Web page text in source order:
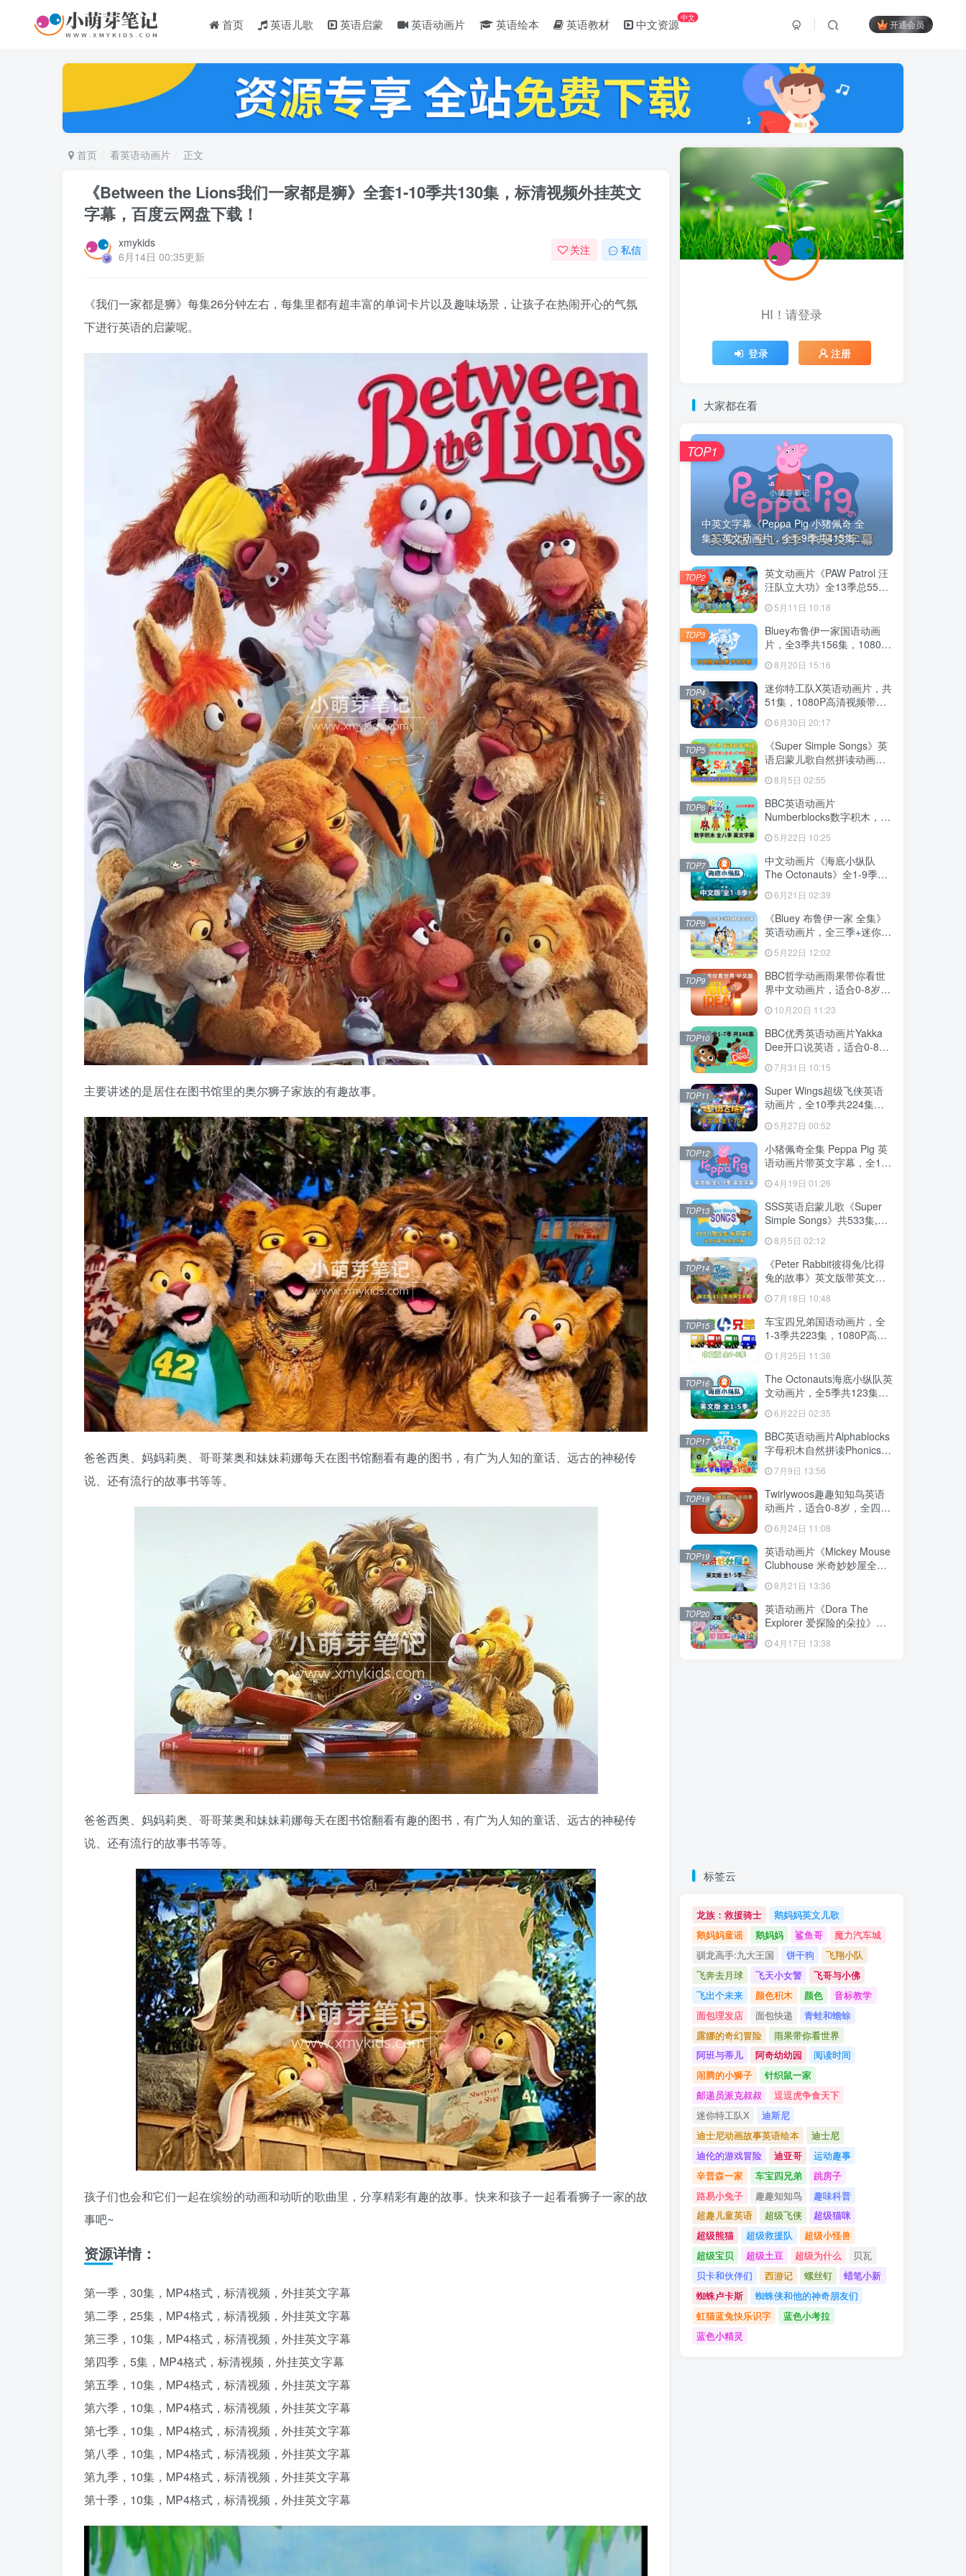
首页 英语儿歌 英语启蒙 英语动画片 英语绘本 英语教材 中文资源中文
开通会员
首页 看英语动画片 正文
《Between the Lions我们一家都是狮》全套1-10季共130集，标清视频外挂英文
字幕，百度云网盘下载！
xmykids
6月14日 00:35更新
关注 私信
《我们一家都是狮》每集26分钟左右，每集里都有超丰富的单词卡片以及趣味场景，让孩子在热闹开心的气氛
下进行英语的启蒙呢。
主要讲述的是居住在图书馆里的奥尔狮子家族的有趣故事。
爸爸西奥、妈妈莉奥、哥哥莱奥和妹妹莉娜每天在图书馆翻看有趣的图书，有广为人知的童话、远古的神秘传
说、还有流行的故事书等等。
爸爸西奥、妈妈莉奥、哥哥莱奥和妹妹莉娜每天在图书馆翻看有趣的图书，有广为人知的童话、远古的神秘传
说、还有流行的故事书等等。
孩子们也会和它们一起在缤纷的动画和动听的歌曲里，分享精彩有趣的故事。快来和孩子一起看看狮子一家的故
事吧~
资源详情：
第一季，30集，MP4格式，标清视频，外挂英文字幕
第二季，25集，MP4格式，标清视频，外挂英文字幕
第三季，10集，MP4格式，标清视频，外挂英文字幕
第四季，5集，MP4格式，标清视频，外挂英文字幕
第五季，10集，MP4格式，标清视频，外挂英文字幕
第六季，10集，MP4格式，标清视频，外挂英文字幕
第七季，10集，MP4格式，标清视频，外挂英文字幕
第八季，10集，MP4格式，标清视频，外挂英文字幕
第九季，10集，MP4格式，标清视频，外挂英文字幕
第十季，10集，MP4格式，标清视频，外挂英文字幕
HI！请登录
登录 注册
大家都在看
中英文字幕《Peppa Pig 小猪佩奇 全
集》英文动画片，全1-9季共415集...
TOP1
英文动画片《PAW Patrol 汪
汪队立大功》全13季总555
字幕，带配套音频MP3，百
度云网盘下载！
5月11日 10:18
TOP2
Bluey布鲁伊一家国语动画
片，全3季共156集，1080P
云网盘下载
8月20日 15:16
TOP3
迷你特工队X英语动画片，共
51集，1080P高清视频带中
6月30日 20:17
TOP4
《Super Simple Songs》英
语启蒙儿歌自然拼读动画视
1080P高清视频带英文字
幕，百度云网盘下载！
8月5日 02:55
TOP5
BBC英语动画片
Numberblocks数字积木，适
别专辑共198集，1080P高清
视频带英文字幕，送配套音
频MP3，百度云网盘下载！
5月22日 10:25
TOP6
中文动画片《海底小纵队
The Octonauts》全1-9季共
247集+特别版9集，1080P
高清视频带中文字幕，百度
云网盘下载
6月21日 02:39
TOP7
《Bluey 布鲁伊一家 全集》
英语动画片，全三季+迷你剧
共204集，1080P高清视频带
英文字幕，带配套音频
MP3，百度云网盘下载！
5月22日 12:02
TOP8
BBC哲学动画雨果带你看世
界中文动画片，适合0-8岁，
全52集，1080P高清视频，
百度云网盘下载
10月20日 11:23
TOP9
BBC优秀英语动画片Yakka
Dee开口说英语，适合0-8
岁，全1-7季总共146集，
1080P高清视频带英文字
幕，送配套音频MP3，百度
云网盘下载！
7月31日 10:15
TOP10
Super Wings超级飞侠英语
动画片，全10季共224集，
幕，带配套音频MP3，百度
云网盘下载！
5月27日 00:52
TOP11
小猪佩奇全集 Peppa Pig 英
语动画片带英文字幕，全1-9
频，百度云网盘下载！
4月19日 01:26
TOP12
SSS英语启蒙儿歌《Super
Simple Songs》共533集,
+中英文字幕+配套音频
MP3，百度云网盘下载！
8月5日 02:12
TOP13
《Peter Rabbit彼得兔/比得
兔的故事》英文版带英文字
片，带配套音频MP3，百度
云网盘下载！
7月18日 10:48
TOP14
车宝四兄弟国语动画片，全
1-3季共223集，1080P高清
盘下载
1月25日 11:36
TOP15
The Octonauts海底小纵队英
文动画片，全5季共123集，
幕，带配套音频MP3，百度
云网盘下载
6月22日 02:35
TOP16
BBC英语动画片Alphablocks
字母积木自然拼读Phonics，
视频带英文字幕，百度云网
盘下载！
7月9日 13:56
TOP17
Twirlywoos趣趣知知鸟英语
动画片，适合0-8岁，全四季
共100集，1080P高清视频带
英文字幕，百度云网盘下载
6月24日 11:08
TOP18
英语动画片《Mickey Mouse
Clubhouse 米奇妙妙屋全
集》全五季共148集，1080P
高清视频带英文字幕，带配
套音频MP3，百度云网盘下
载！
8月21日 13:36
TOP19
英语动画片《Dora The
Explorer 爱探险的朵拉》全8
季共173集，带英文字幕和配
套音频MP3，百度云网盘下
4月17日 13:38
TOP20
标签云
龙族：救援骑士
鹅妈妈英文儿歌
鹅妈妈童谣
鹅妈妈 鲨鱼哥
魔力汽车城
驯龙高手:九大王国
饼干狗
飞翔小队
飞奔去月球
飞天小女警
飞哥与小佛
飞出个未来
颜色积木 颜色
音标教学
面包理发店
面包快递
青蛙和蟾蜍
露娜的奇幻冒险
雨果带你看世界
阿班与蒂儿
阿奇幼幼园
阅读时间
闹腾的小狮子
针织鼠一家
邮递员派克叔叔
逗逗虎争食天下
迷你特工队X
迪斯尼
迪士尼动画故事英语绘本
迪士尼
迪伦的游戏冒险
迪亚哥
运动趣事
辛普森一家
车宝四兄弟
跳房子
路易小兔子
趣趣知知鸟
趣味科普
超趣儿童英语
超级飞侠
超级猫咪
超级熊猫
超级救援队
超级小怪兽
超级宝贝
超级土豆 超级为什么
贝瓦
贝卡和伙伴们
西游记 螺丝钉
蜡笔小新
蜘蛛卢卡斯
蜘蛛侠和他的神奇朋友们
虹猫蓝兔快乐识字
蓝色小考拉
蓝色小精灵